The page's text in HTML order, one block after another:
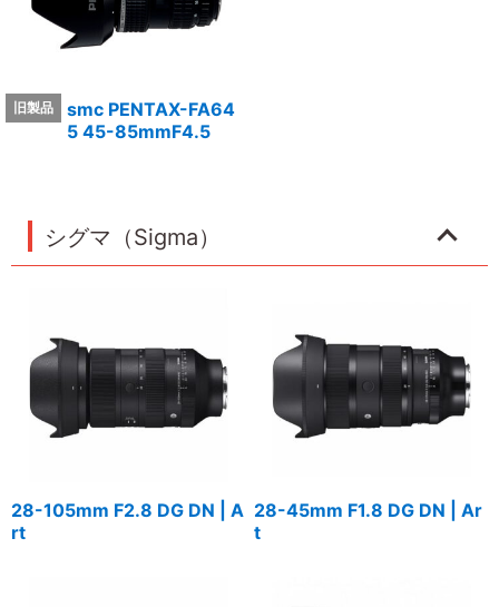
smc PENTAX-FA64
5 45-85mmF4.5
シグマ（Sigma）
28-105mm F2.8 DG DN | A
rt
28-45mm F1.8 DG DN | Ar
t